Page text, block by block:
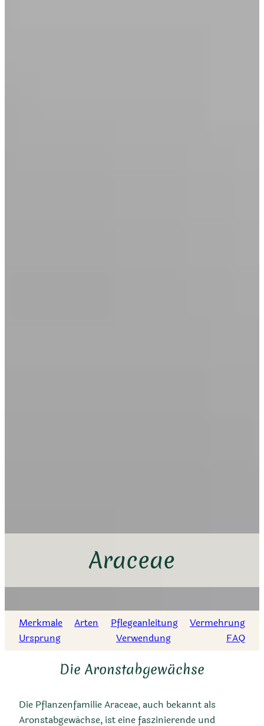
Araceae
Merkmale Arten Pflegeanleitung
Vermehrung
Ursprung
Verwendung FAQ
Die Aronstabgewächse
Die Pflanzenfamilie Araceae, auch bekannt als
Aronstabgewächse, ist eine faszinierende und